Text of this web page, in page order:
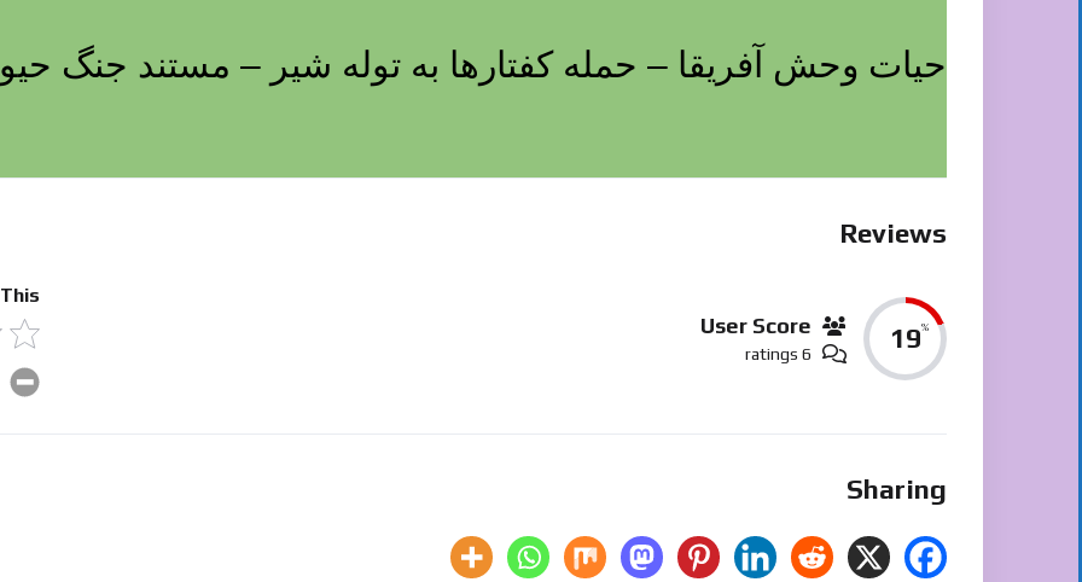
حیات وحش آفریقا – حمله کفتارها به توله شیر – مستند جنگ
Reviews
19%
User Score
6 ratings
Sharing